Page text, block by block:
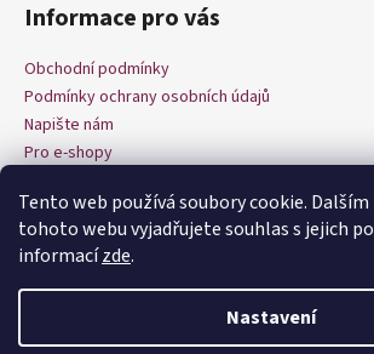
Tento web používá soubory cookie.
tohoto webu vyjadřujete souhlas s jejich
informacízde.
Nastavení
Informace pro vás
Obchodní podmínky
Podmínky ochrany osobních údajů
Napište nám
Pro e-shopy